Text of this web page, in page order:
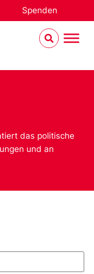
Spenden
das politische
und an